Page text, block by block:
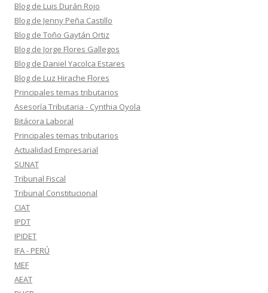
Blog de Luis Durán Rojo
Blog de Jenny Peña Castillo
Blog de Toño Gaytán Ortiz
Blog de Jorge Flores Gallegos
Blog de Daniel Yacolca Estares
Blog de Luz Hirache Flores
Principales temas tributarios
Asesoría Tributaria - Cynthia Oyola
Bitácora Laboral
Principales temas tributarios
Actualidad Empresarial
SUNAT
Tribunal Fiscal
Tribunal Constitucional
CIAT
IPDT
IPIDET
IFA - PERÚ
MEF
AEAT